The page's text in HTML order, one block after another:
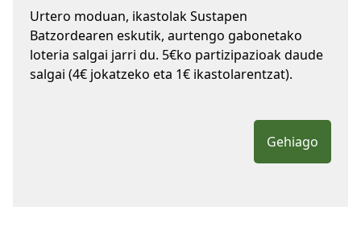
Urtero moduan, ikastolak Sustapen
Batzordearen eskutik, aurtengo gabonetako
loteria salgai jarri du. 5€ko partizipazioak daude
salgai (4€ jokatzeko eta 1€ ikastolarentzat).
Gehiago